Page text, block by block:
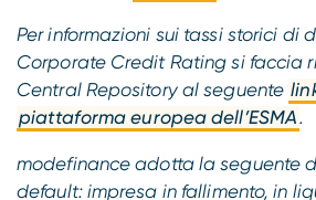
Per informazioni sui tassi storici di
Corporate Credit Rating si faccia
Central Repository al seguente
piattaforma europea dell’ESMA.
modefinance adotta la seguente
default: impresa in fallimento, in